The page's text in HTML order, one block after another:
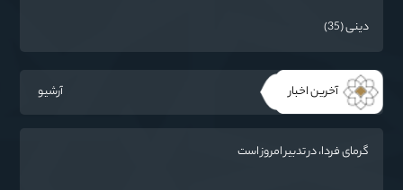
دینی (35)
آخرین اخبار آرشیو
گرمای فردا، در تدبیر امروز است